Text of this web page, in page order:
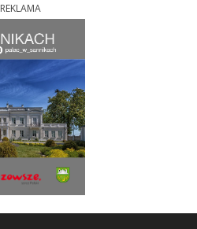
REKLAMA